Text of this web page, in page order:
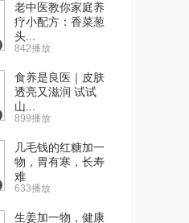
老中医教你家庭养
疗小配方：香菜葱
头...
842播放
食养是良医｜皮肤
透亮又滋润 试试
山...
899播放
几毛钱的红糖加一
物，胃有寒，长寿
难
633播放
生姜加一物，健康